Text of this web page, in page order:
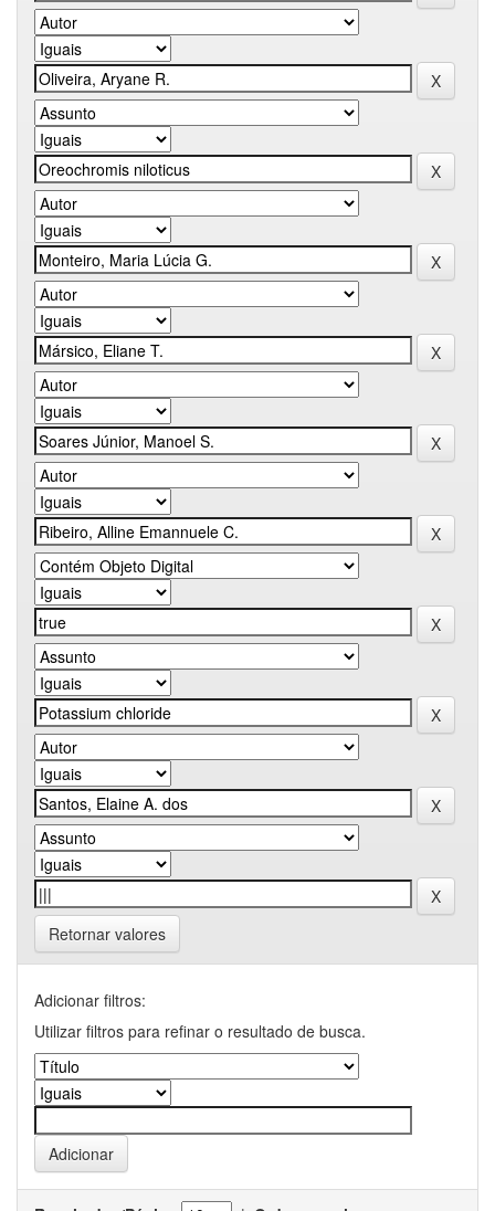
Retornar valores
Adicionar filtros:
Utilizar filtros para refinar o resultado de busca.